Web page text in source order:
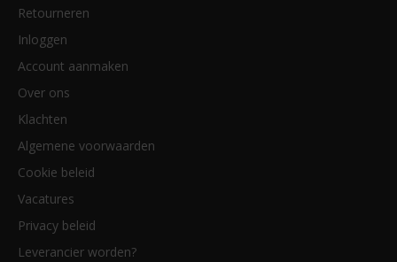
Retourneren
Inloggen
Account aanmaken
Over ons
Klachten
Algemene voorwaarden
Cookie beleid
Vacatures
Privacy beleid
Leverancier worden?